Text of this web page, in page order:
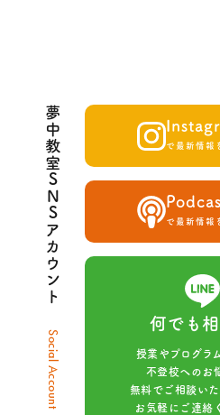
夢中教室SNSアカウント
Social Account
で最新情報
で最新情報
何でも
授業やプログラ
不登校へのお
無料でご相談いた
お気軽にご連絡